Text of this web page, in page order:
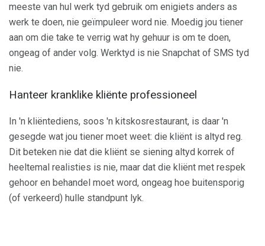
meeste van hul werk tyd gebruik om enigiets anders as
werk te doen, nie geïmpuleer word nie. Moedig jou tiener
aan om die take te verrig wat hy gehuur is om te doen,
ongeag of ander volg. Werktyd is nie Snapchat of SMS tyd
nie.
Hanteer kranklike kliënte professioneel
In 'n kliëntediens, soos 'n kitskosrestaurant, is daar 'n
gesegde wat jou tiener moet weet: die kliënt is altyd reg.
Dit beteken nie dat die kliënt se siening altyd korrek of
heeltemal realisties is nie, maar dat die kliënt met respek
gehoor en behandel moet word, ongeag hoe buitensporig
(of verkeerd) hulle standpunt lyk.